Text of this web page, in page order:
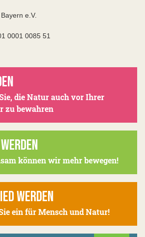
e.V.
0001 0085 51
die Natur auch vor Ihrer
zu bewahren
können wir mehr bewegen!
WERDEN
ein für Mensch und Natur!